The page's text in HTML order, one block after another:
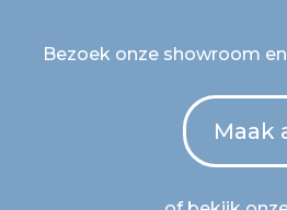
Bezoek onze showroom
Maak